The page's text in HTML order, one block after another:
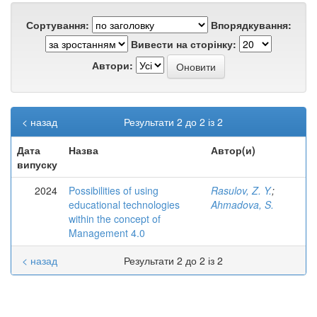
Сортування:
Впорядкування:
Вивести на сторінку:
Автори:
Результати 2 до 2 із 2
< назад
Дата
випуску
Назва Автор(и)
2024
Possibilities of using
educational technologies
within the concept of
Management 4.0
Rasulov, Z. Y.;
Ahmadova, S.
Результати 2 до 2 із 2
< назад